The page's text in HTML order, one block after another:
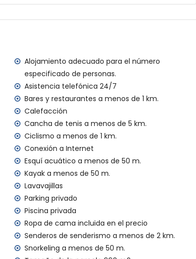
de la villa)
(a menos de 500 metros de la villa)
de 500 metros de la villa)
Jávea (a menos de 10 kilómetros de la villa)
de 14 kilómetros de la villa)
de 100 kilómetros de la villa)
(> 100 kilómetros)
de 5 kilómetros y tren a menos de 50 kilómetros
con niños
del alquiler de la villa
24 horas
Alojamiento adecuado para el número
especificado de personas.
Asistencia telefónica 24/7
Bares y restaurantes a menos de 1 km.
Calefacción
Cancha de tenis a menos de 5 km.
Ciclismo a menos de 1 km.
Conexión a Internet
Esquí acuático a menos de 50 m.
Kayak a menos de 50 m.
Lavavajillas
Parking privado
Piscina privada
Ropa de cama incluida en el precio
Senderos de senderismo a menos de 2 km.
Snorkeling a menos de 50 m.